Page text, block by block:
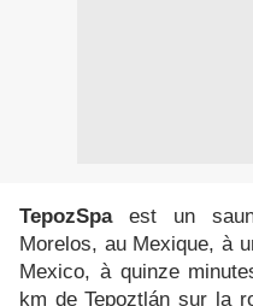
TepozSpaest un
Morelos, au Mexique, à
Mexico, à quinze
km de Tepoztlán sur la